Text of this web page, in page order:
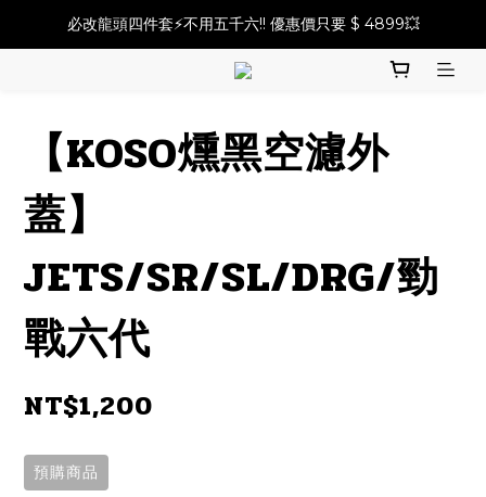
必改龍頭四件套⚡️不用五千六!! 優惠價只要 $ 4899💥
必改龍頭四件套⚡️不用五千六!! 優惠價只要 $ 4899💥
前總成套餐⚡️最低只要 $15500！帶走前總成改裝品⚡️
必改龍頭四件套⚡️不用五千六!! 優惠價只要 $ 4899💥
【KOSO燻黑空濾外
蓋】
JETS/SR/SL/DRG/勁
戰六代
NT$1,200
預購商品